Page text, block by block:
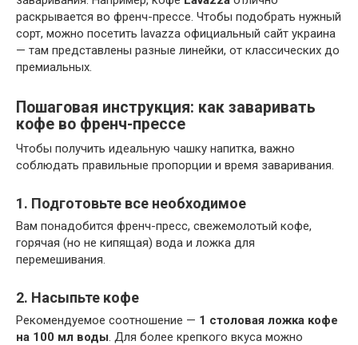
раскрывается во френч-прессе. Чтобы подобрать нужный
сорт, можно посетить lavazza официальный сайт украина
— там представлены разные линейки, от классических до
премиальных.
Пошаговая инструкция: как заваривать
кофе во френч-прессе
Чтобы получить идеальную чашку напитка, важно
соблюдать правильные пропорции и время заваривания.
1. Подготовьте все необходимое
Вам понадобится френч-пресс, свежемолотый кофе,
горячая (но не кипящая) вода и ложка для
перемешивания.
2. Насыпьте кофе
Рекомендуемое соотношение — 1 столовая ложка кофе
на 100 мл воды. Для более крепкого вкуса можно